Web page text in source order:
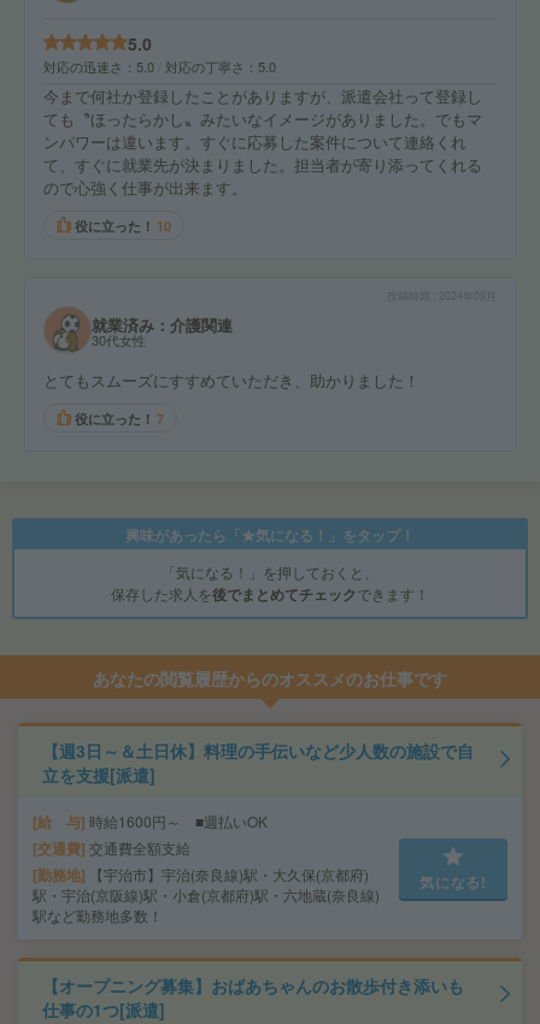
5.0
対応の迅速さ 5.0 対応の丁寧さ 5.0
今まで何社か登録したことがありますが、派遣会社って登録し
ても〝ほったらかし〟みたいなイメージがありました。でもマ
ンパワーは違います。すぐに応募した案件について連絡くれ
て、すぐに就業先が決まりました。担当者が寄り添ってくれる
ので心強く仕事が出来ます。
役に立った！ 10
2024年09月
就業済み：介護関連
30代女性
とてもスムーズにすすめていただき、助かりました！
役に立った！ 7
興味があったら「★気になる！」をタップ！
「気になる！」を押しておくと、
保存した求人を後でまとめてチェックできます！
あなたの閲覧履歴からのオススメのお仕事です
【週3日～＆土日休】料理の手伝いなど少人数の施設で自
立を支援[派遣]
給 与 時給1600円～ ■週払いOK
交通費 交通費全額支給
勤務地
【宇治市】宇治(奈良線)駅・大久保(京都府)
駅・宇治(京阪線)駅・小倉(京都府)駅・六地蔵(奈良線)
駅など勤務地多数！
気になる!
【オープニング募集】おばあちゃんのお散歩付き添いも
仕事の1つ[派遣]